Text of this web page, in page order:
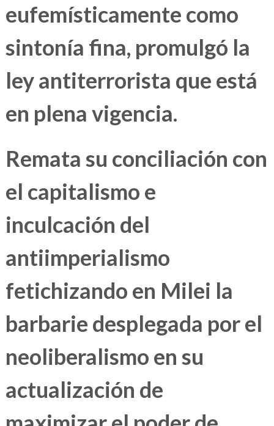
eufemísticamente como
sintonía fina, promulgó la
ley antiterrorista que está
en plena vigencia.
Remata su conciliación con
el capitalismo e
inculcación del
antiimperialismo
fetichizando en Milei la
barbarie desplegada por el
neoliberalismo en su
actualización de